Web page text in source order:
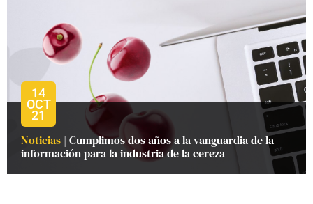
14
OCT
21
Noticias | Cumplimos dos años a la vanguardia de la
información para la industria de la cereza